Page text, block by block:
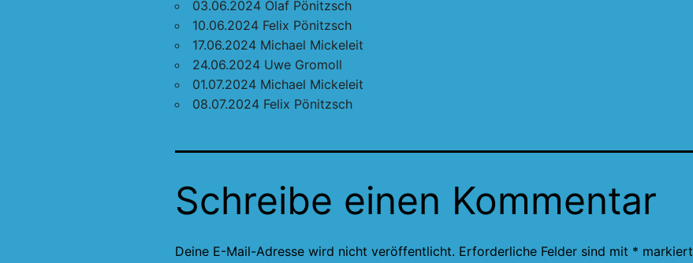
03.06.2024 Olaf Pönitzsch
10.06.2024 Felix Pönitzsch
17.06.2024 Michael Mickeleit
24.06.2024 Uwe Gromoll
01.07.2024 Michael Mickeleit
08.07.2024 Felix Pönitzsch
Schreibe einen Kommentar
Deine E-Mail-Adresse wird nicht veröffentlicht. Erforderliche Felder sind mit * markiert